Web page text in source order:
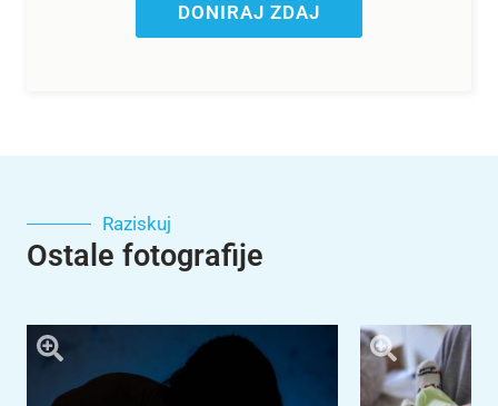
DONIRAJ ZDAJ
Raziskuj
Ostale fotografije